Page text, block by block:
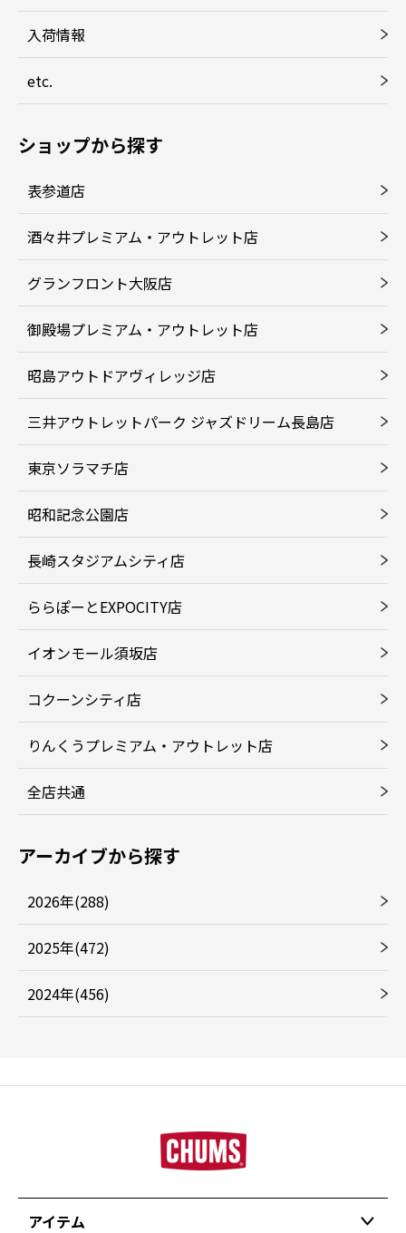
入荷情報
etc.
ショップから探す
表参道店
酒々井プレミアム・アウトレット店
グランフロント大阪店
御殿場プレミアム・アウトレット店
昭島アウトドアヴィレッジ店
三井アウトレットパーク ジャズドリーム長島店
東京ソラマチ店
昭和記念公園店
長崎スタジアムシティ店
ららぽーとEXPOCITY店
イオンモール須坂店
コクーンシティ店
りんくうプレミアム・アウトレット店
全店共通
アーカイブから探す
2026年(288)
2025年(472)
2024年(456)
アイテム